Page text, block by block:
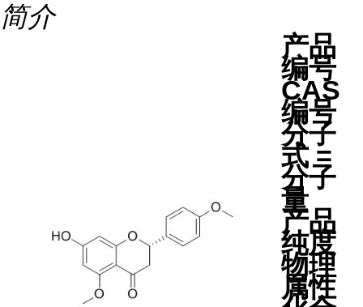
简介
产品
编号
CAS
编号
分子
式 =
分子
量
产品
纯度
物理
属性